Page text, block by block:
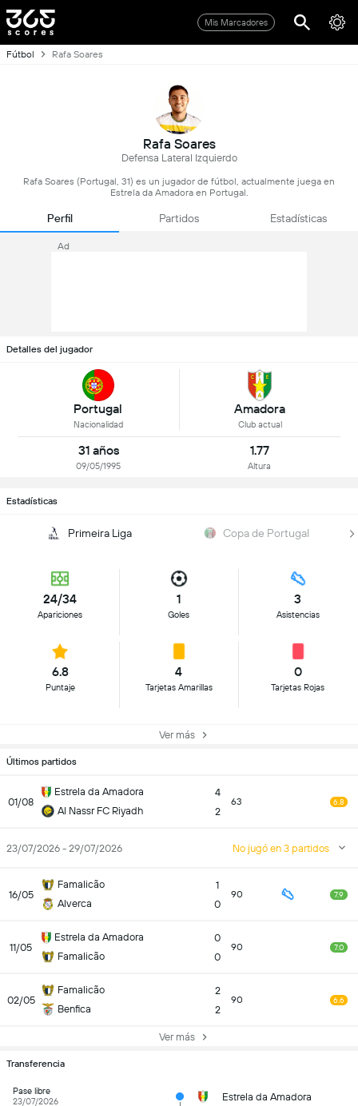
Mis Marcadores
Fútbol Rafa Soares
Rafa Soares
Defensa Lateral Izquierdo
Rafa Soares (Portugal, 31) es un jugador de fútbol, actualmente juega en
Estrela da Amadora en Portugal.
Perfil Partidos Estadísticas
Ad
Detalles del jugador
Portugal
Nacionalidad
Amadora
Club actual
31 años
09/05/1995
1.77
Altura
Estadísticas
Primeira Liga Copa de Portugal
24/34
Apariciones
1
Goles
3
Asistencias
6.8
Puntaje
4
Tarjetas Amarillas
0
Tarjetas Rojas
Ver más
Últimos partidos
01/08
Estrela da Amadora
Al Nassr FC Riyadh
4
2
63 6.8
23/07/2026 - 29/07/2026 No jugó en 3 partidos
16/05
Famalicão
Alverca
1
0
90 7.9
11/05
Estrela da Amadora
Famalicão
0
0
90 7.0
02/05
Famalicão
Benfica
2
2
90 6.6
Ver más
Transferencia
Pase libre
23/07/2026
Estrela da Amadora